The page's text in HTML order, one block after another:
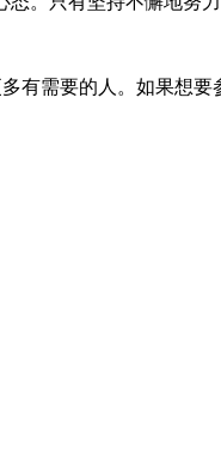
有需要的人。如果想要